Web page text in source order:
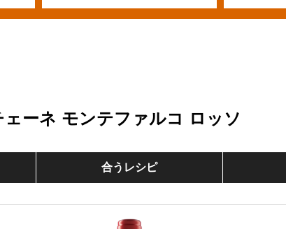
ーネ モンテファルコ ロッソ
合うレシピ